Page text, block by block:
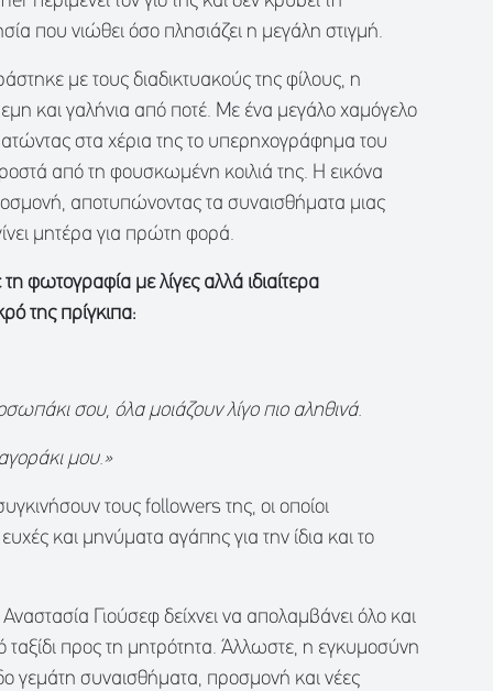
που νιώθει όσο πλησιάζει η μεγάλη στιγμή.
με τους διαδικτυακούς της φίλους, η
και γαλήνια από ποτέ. Με ένα μεγάλο χαμόγελο
στα χέρια της το υπερηχογράφημα του
από τη φουσκωμένη κοιλιά της. Η εικόνα
αποτυπώνοντας τα συναισθήματα μιας
μητέρα για πρώτη φορά.
φωτογραφία με λίγες αλλά ιδιαίτερα
της πρίγκιπα:
σου, όλα μοιάζουν λίγο πιο αληθινά.
μου.»
τους followers της, οι οποίοι
και μηνύματα αγάπης για την ίδια και το
Γιούσεφ δείχνει να απολαμβάνει όλο και
ταξίδι προς τη μητρότητα. Άλλωστε, η εγκυμοσύνη
γεμάτη συναισθήματα, προσμονή και νέες